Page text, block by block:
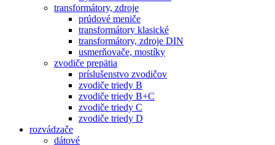
transformátory, zdroje
prúdové meniče
transformátory klasické
transformátory, zdroje DIN
usmerňovače, mostíky
zvodiče prepätia
príslušenstvo zvodičov
zvodiče triedy B
zvodiče triedy B+C
zvodiče triedy C
zvodiče triedy D
rozvádzače
dátové